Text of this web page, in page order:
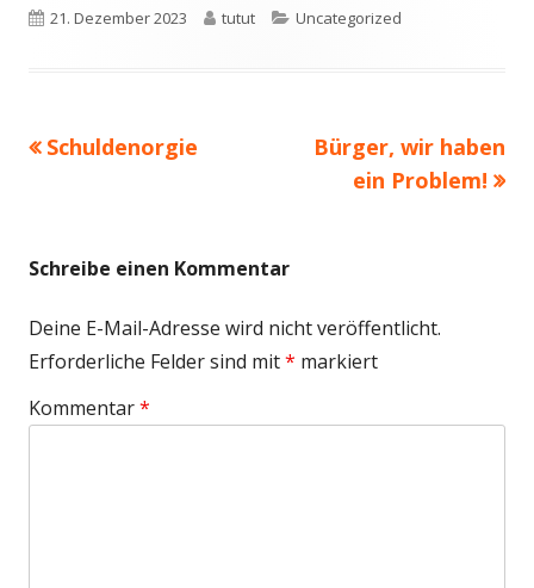
Veröffentlicht
21. Dezember 2023 Autor
tutut Kategorien
Uncategorized
Beitragsnavigation
Vorheriger
Schuldenorgie
Nächster
Beitrag
Bürger, wir haben
ein Problem!
Schreibe einen Kommentar
Deine E-Mail-Adresse wird nicht veröffentlicht.
Erforderliche Felder sind mit* markiert
Kommentar*